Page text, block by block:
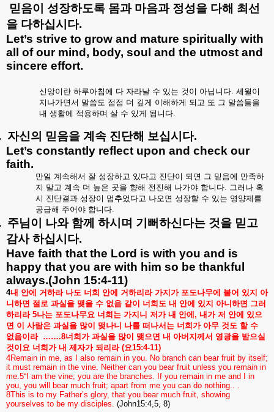
믿음이 성장하도록 몸과 마음과 정성을 다해 최선
을 다하십시다.
Let’s strive to grow and mature spiritually with
all of our mind, body, soul and the utmost and
sincere effort.
신앙이란 하루아침에 다 자라날 수 있는 것이 아닙니다. 세월이
지나가면서 말씀도 점점 더 깊게 이해하게 되고 또 그 말씀들을
내 생활에 적용하며 살 수 있게 됩니다.
자신의 믿음을 계속 진단해 보십시다.
Let’s constantly reflect upon and check our
faith.
만일 계속해서 잘 성장하고 있다고 진단이 되면 그 믿음에 만족하
지 말고 계속 더 높은 곳을 향해 전진해 나가야 합니다. 그러나 혹
시 진단결과 성장이 멈추었다고 나오면 성장할 수 있는 영양제를
공급해 주어야 합니다.
주님이 나와 함께 하시며 기뻐하신다는 것을 믿고
감사 하십시다.
Have faith that the Lord is with you and is
happy that you are with him so be thankful
always.(John 15:4-11)
4내 안에 거하라 나도 너희 안에 거하리라 가지가 포도나무에 붙어 있지 아
니하면 절로 과실을 맺을 수 없음 같이 너희도 내 안에 있지 아니하면 그러
하리라5나는 포도나무요 너희는 가지니 저가 내 안에 , 내가 저 안에 있으
면 이 사람은 과실을 많이 맺나니 나를 떠나서는 너희가 아무 것도 할 수
없음이라 …….8너희가 과실을 많이 맺으면 내 아버지께서 영광을 받으실
것이요 너희가 내 제자가 되리라(요15:4-11)
4Remain in me, as I also remain in you. No branch can bear fruit by itself;
it must remain in the vine. Neither can you bear fruit unless you remain in
me.5“I am the vine; you are the branches. If you remain in me and I in
you, you will bear much fruit; apart from me you can do nothing.. .
8This is to my Father’s glory, that you bear much fruit, showing
yourselves to be my disciples. (John15:4,5, 8)